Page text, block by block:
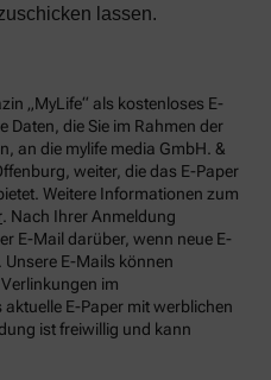
lassen.
„MyLife“ als kostenloses E-
Daten, die Sie im Rahmen der
an die mylife media GmbH. &
weiter, die das E-Paper
Weitere Informationen zum
. Nach Ihrer Anmeldung
E-Mail darüber, wenn neue E-
E-Mails können
im
E-Paper mit werblichen
ist freiwillig und kann